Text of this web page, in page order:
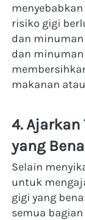
risiko gigi
dan
dan
makanan
4.
yang
Selain
untuk
gigi yang
semua